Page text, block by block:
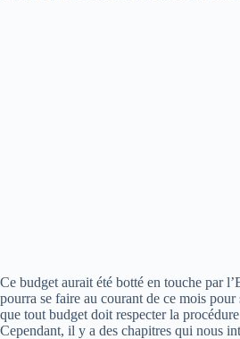
Ce budget aurait été botté en touche par
pourra se faire au courant de ce mois
que tout budget doit respecter la
Cependant, il y a des chapitres qui nous